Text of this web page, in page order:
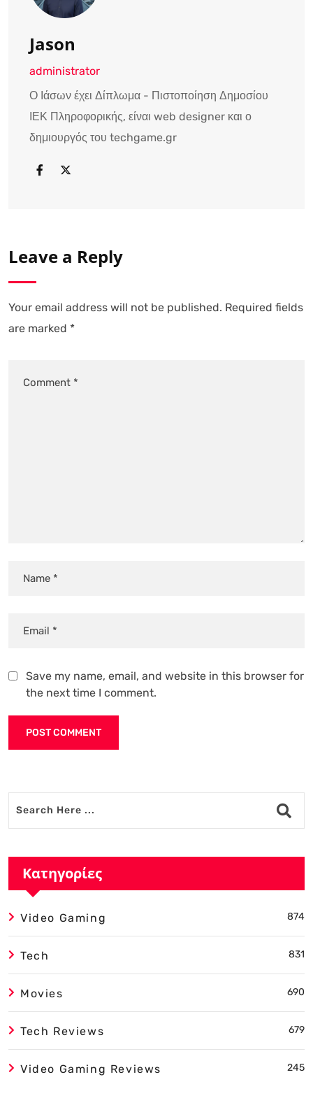
Jason
administrator
Ο Ιάσων έχει Δίπλωμα - Πιστοποίηση Δημοσίου
ΙΕΚ Πληροφορικής, είναι web designer και ο
δημιουργός του techgame.gr
Leave a Reply
Your email address will not be published. Required fields
are marked *
Save my name, email, and website in this browser for
the next time I comment.
Κατηγορίες
Video Gaming 874
Tech 831
Movies 690
Tech Reviews 679
Video Gaming Reviews 245